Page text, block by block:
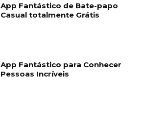
App Fantástico de Bate-papo
Casual totalmente Grátis
App Fantástico para Conhecer
Pessoas Incríveis